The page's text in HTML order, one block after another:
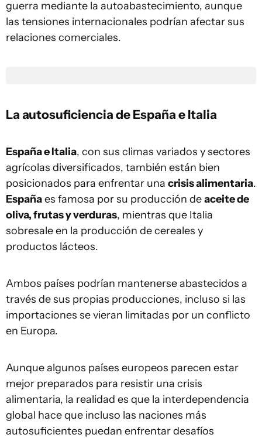
guerra mediante la autoabastecimiento, aunque
las tensiones internacionales podrían afectar sus
relaciones comerciales.
La autosuficiencia de España e Italia
España e Italia, con sus climas variados y sectores
agrícolas diversificados, también están bien
posicionados para enfrentar una crisis alimentaria.
Españaes famosa por su producción deaceite de
oliva, frutas y verduras, mientras que Italia
sobresale en la producción de cereales y
productos lácteos.
Ambos países podrían mantenerse abastecidos a
través de sus propias producciones, incluso si las
importaciones se vieran limitadas por un conflicto
en Europa.
Aunque algunos países europeos parecen estar
mejor preparados para resistir una crisis
alimentaria, la realidad es que la interdependencia
global hace que incluso las naciones más
autosuficientes puedan enfrentar desafíos